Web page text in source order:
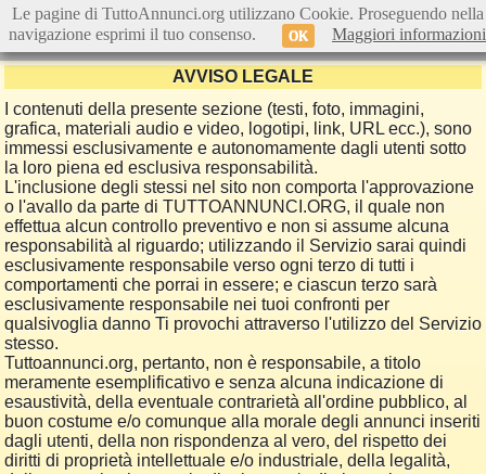
AVVISO LEGALE
I contenuti della presente sezione (testi, foto, immagini,
grafica, materiali audio e video, logotipi, link, URL ecc.), sono
immessi esclusivamente e autonomamente dagli utenti sotto
la loro piena ed esclusiva responsabilità.
L'inclusione degli stessi nel sito non comporta l'approvazione
o l'avallo da parte di TUTTOANNUNCI.ORG, il quale non
effettua alcun controllo preventivo e non si assume alcuna
responsabilità al riguardo; utilizzando il Servizio sarai quindi
esclusivamente responsabile verso ogni terzo di tutti i
comportamenti che porrai in essere; e ciascun terzo sarà
esclusivamente responsabile nei tuoi confronti per
qualsivoglia danno Ti provochi attraverso l'utilizzo del Servizio
stesso.
Tuttoannunci.org, pertanto, non è responsabile, a titolo
meramente esemplificativo e senza alcuna indicazione di
esaustività, della eventuale contrarietà all'ordine pubblico, al
buon costume e/o comunque alla morale degli annunci inseriti
dagli utenti, della non rispondenza al vero, del rispetto dei
diritti di proprietà intellettuale e/o industriale, della legalità,
Le pagine di TuttoAnnunci.org utilizzano Cookie. Proseguendo nella
navigazione esprimi il tuo consenso.
OK Maggiori informazioni